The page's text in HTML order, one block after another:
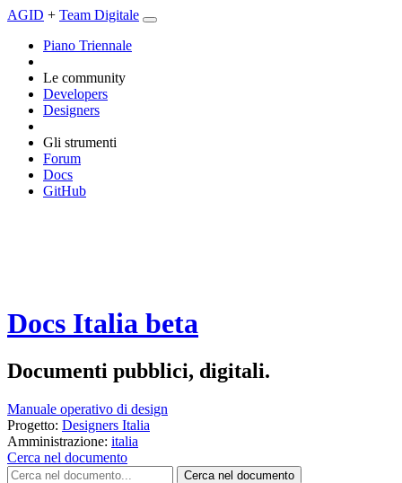
AGID + Team Digitale
Piano Triennale
Le community
Developers
Designers
Gli strumenti
Forum
Docs
GitHub
Docs Italia beta
Documenti pubblici, digitali.
Manuale operativo di design
Progetto: Designers Italia
Amministrazione: italia
Cerca nel documento
Cerca nel documento